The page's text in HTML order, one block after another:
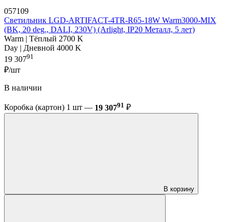
057109
Светильник LGD-ARTIFACT-4TR-R65-18W Warm3000-MIX
(BK, 20 deg., DALI, 230V) (Arlight, IP20 Металл, 5 лет)
Warm | Тёплый 2700 K
Day | Дневной 4000 K
19 30791
₽/шт
В наличии
Коробка (картон) 1 шт — 19 30791 ₽
В корзину